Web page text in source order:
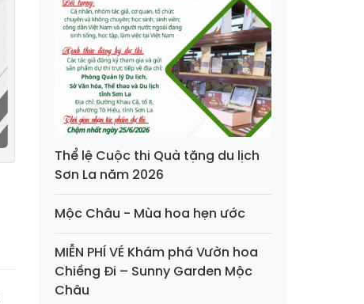
Thể lệ Cuộc thi Quà tặng du lịch
Sơn La năm 2026
Mộc Châu - Mùa hoa hẹn ước
MIỄN PHÍ VÉ Khám phá Vườn hoa
Chiềng Đi – Sunny Garden Mộc
Châu